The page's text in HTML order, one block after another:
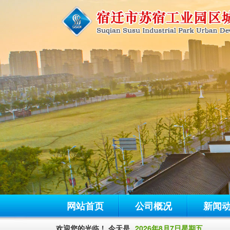
网站首页 公司概况 新闻